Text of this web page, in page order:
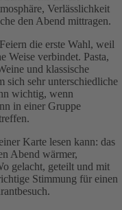
Verlässlichkeit
den Abend mittragen.
die erste Wahl, weil
Weise verbindet. Pasta,
und klassische
sich sehr unterschiedliche
wichtig, wenn
in einer Gruppe
Karte lesen kann: das
Abend wärmer,
gelacht, geteilt und mit
Stimmung für einen